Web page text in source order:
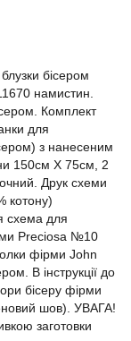
бісером
намистин.
Комплект
для
з нанесеним
150cм Х 75cм, 2
Друк схеми
котону)
схема для
Preciosa №10
фірми John
В інструкції до
бісеру фірми
шов). УВАГА!
заготовки